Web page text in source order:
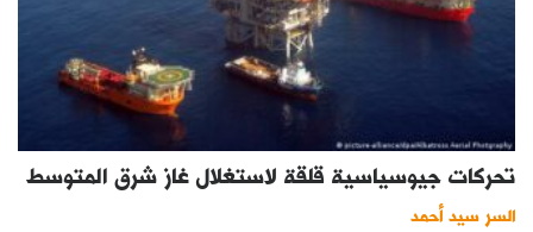
تحركات جيوسياسية قلقة لاستغلال غاز شرق المتوسط
السر سيد أحمد